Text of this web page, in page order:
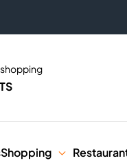
Shopping